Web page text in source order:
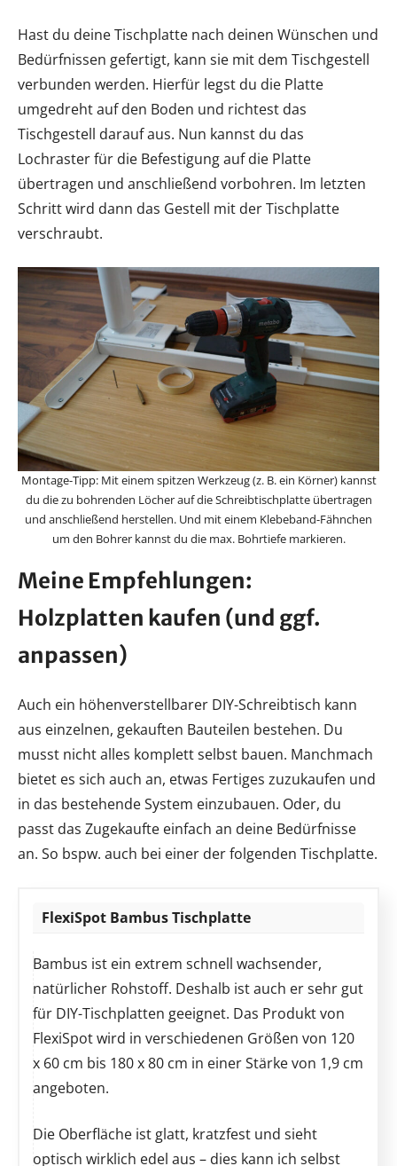
Hast du deine Tischplatte nach deinen Wünschen und
Bedürfnissen gefertigt, kann sie mit dem Tischgestell
verbunden werden. Hierfür legst du die Platte
umgedreht auf den Boden und richtest das
Tischgestell darauf aus. Nun kannst du das
Lochraster für die Befestigung auf die Platte
übertragen und anschließend vorbohren. Im letzten
Schritt wird dann das Gestell mit der Tischplatte
verschraubt.
Montage-Tipp: Mit einem spitzen Werkzeug (z. B. ein Körner) kannst
du die zu bohrenden Löcher auf die Schreibtischplatte übertragen
und anschließend herstellen. Und mit einem Klebeband-Fähnchen
um den Bohrer kannst du die max. Bohrtiefe markieren.
Meine Empfehlungen:
Holzplatten kaufen (und ggf.
anpassen)
Auch ein höhenverstellbarer DIY-Schreibtisch kann
aus einzelnen, gekauften Bauteilen bestehen. Du
musst nicht alles komplett selbst bauen. Manchmach
bietet es sich auch an, etwas Fertiges zuzukaufen und
in das bestehende System einzubauen. Oder, du
passt das Zugekaufte einfach an deine Bedürfnisse
an. So bspw. auch bei einer der folgenden Tischplatte.
FlexiSpot Bambus Tischplatte
Bambus ist ein extrem schnell wachsender,
natürlicher Rohstoff. Deshalb ist auch er sehr gut
für DIY-Tischplatten geeignet. Das Produkt von
FlexiSpot wird in verschiedenen Größen von 120
x 60 cm bis 180 x 80 cm in einer Stärke von 1,9 cm
angeboten.
Die Oberfläche ist glatt, kratzfest und sieht
optisch wirklich edel aus – dies kann ich selbst